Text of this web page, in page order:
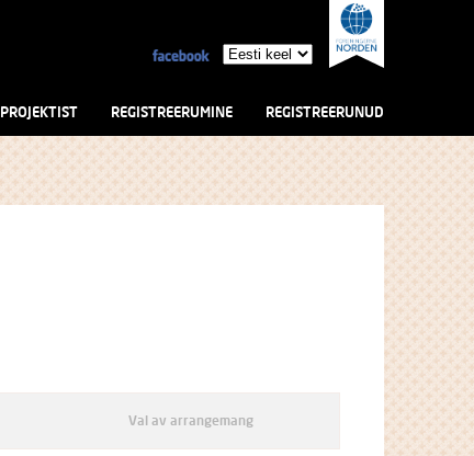
PROJEKTIST REGISTREERUMINE REGISTREERUNUD
Val av arrangemang